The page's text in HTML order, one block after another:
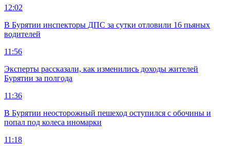
12:02
В Бурятии инспекторы ДПС за сутки отловили 16 пьяных
водителей
11:56
Эксперты рассказали, как изменились доходы жителей
Бурятии за полгода
11:36
В Бурятии неосторожный пешеход оступился с обочины и
попал под колеса иномарки
11:18